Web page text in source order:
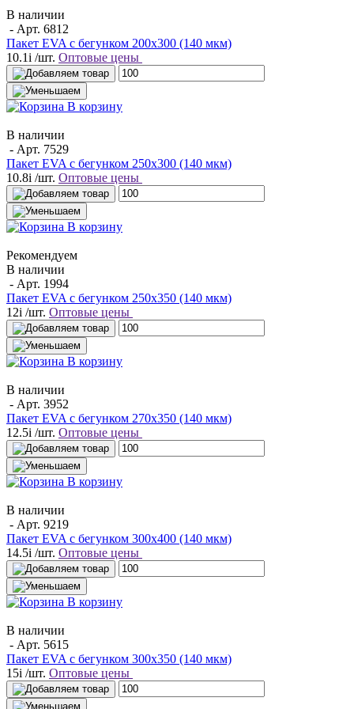
В наличии
- Арт. 6812
Пакет EVA с бегунком 200х300 (140 мкм)
10.1i /шт. Оптовые цены
В корзину
В наличии
- Арт. 7529
Пакет EVA с бегунком 250х300 (140 мкм)
10.8i /шт. Оптовые цены
В корзину
Рекомендуем
В наличии
- Арт. 1994
Пакет EVA с бегунком 250х350 (140 мкм)
12i /шт. Оптовые цены
В корзину
В наличии
- Арт. 3952
Пакет EVA с бегунком 270х350 (140 мкм)
12.5i /шт. Оптовые цены
В корзину
В наличии
- Арт. 9219
Пакет EVA с бегунком 300х400 (140 мкм)
14.5i /шт. Оптовые цены
В корзину
В наличии
- Арт. 5615
Пакет EVA с бегунком 300х350 (140 мкм)
15i /шт. Оптовые цены